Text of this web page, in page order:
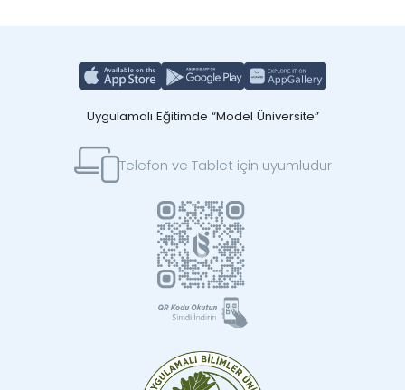
Uygulamalı Eğitimde “Model Üniversite”
Telefon ve Tablet için uyumludur